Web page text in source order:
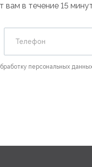
в течение 15
Телефон
персональных